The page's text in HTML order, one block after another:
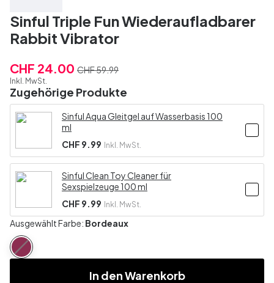
Sinful Triple Fun Wiederaufladbarer
Rabbit Vibrator
CHF 24.00 CHF 59.99
Inkl. MwSt.
Zugehörige Produkte
Sinful Aqua Gleitgel auf Wasserbasis 100
ml
CHF 9.99 Inkl. MwSt.
Sinful Clean Toy Cleaner für
Sexspielzeuge 100 ml
CHF 9.99 Inkl. MwSt.
Ausgewählt Farbe: Bordeaux
In den Warenkorb